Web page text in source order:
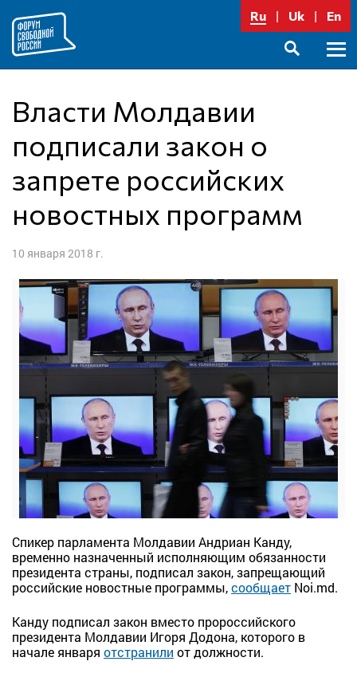
содержимому
Ru Uk En
Власти Молдавии
подписали закон о
запрете российских
новостных программ
10 января 2018 г.
Спикер парламента Молдавии Андриан Канду,
временно назначенный исполняющим обязанности
президента страны, подписал закон, запрещающий
российские новостные программы,сообщает Noi.md.
Канду подписал закон вместо пророссийского
президента Молдавии Игоря Додона, которого в
начале января отстранили от должности.